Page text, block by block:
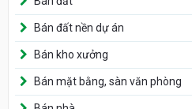
Bán đất nền dự án
Bán kho xưởng
Bán mặt bằng, sàn văn phòng